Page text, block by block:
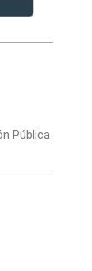
Pública